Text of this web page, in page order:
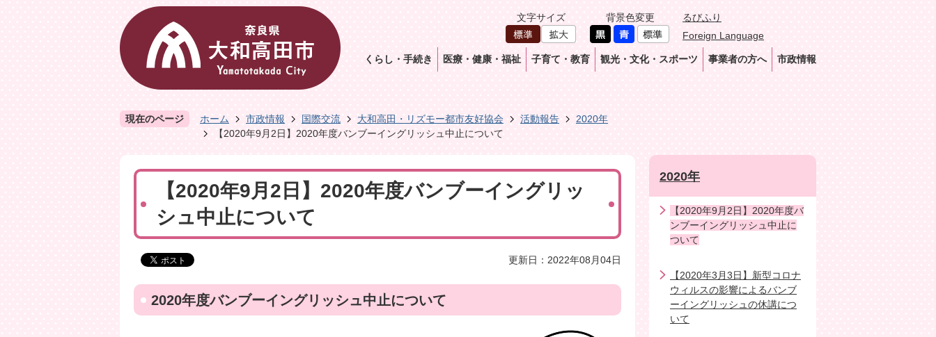
文字サイズ 背景色変更
るびふり
Foreign Language
くらし・手続き 医療・健康・福祉 子育て・教育 観光・文化・スポーツ 事業者の方へ 市政情報
現在のページ ホーム 市政情報 国際交流 大和高田・リズモー都市友好協会 活動報告
2020年
【2020年9月2日】2020年度バンブーイングリッシュ中止について
【2020年9月2日】2020年度バンブーイングリッ
シュ中止について
更新日：2022年08月04日
2020年度バンブーイングリッシュ中止について
2020年
【2020年9月2日】2020年度バ
ンブーイングリッシュ中止に
ついて
【2020年3月3日】新型コロナ
ウィルスの影響によるバンブ
ーイングリッシュの休講につ
いて